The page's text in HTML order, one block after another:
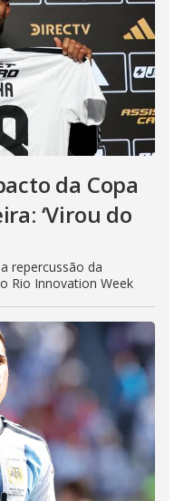
da Copa
‘Virou do
repercussão da
Rio Innovation Week